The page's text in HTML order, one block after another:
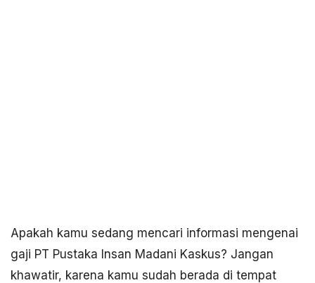
Apakah kamu sedang mencari informasi mengenai
gaji PT Pustaka Insan Madani Kaskus? Jangan
khawatir, karena kamu sudah berada di tempat